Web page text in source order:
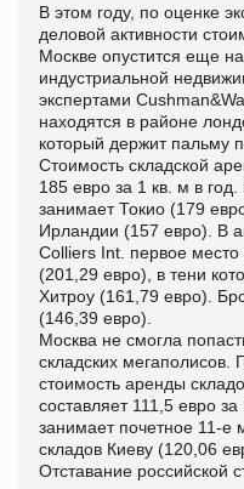
В этом году, по оценке
деловой активности
Москве опустится еще
индустриальной
экспертами
находятся в районе
который держит пальму
Стоимость складской
185 евро за 1 кв. м в
занимает Токио (179
Ирландии (157 евро). В
Colliers Int. первое
(201,29 евро), в тени
Хитроу (161,79 евро).
(146,39 евро).
Москва не смогла
складских мегаполисов.
стоимость аренды
составляет 111,5 евро
занимает почетное 11-е
складов Киеву (120,06
Отставание российской